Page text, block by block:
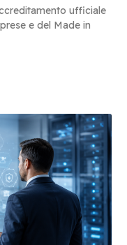
ufficiale
e del Made in